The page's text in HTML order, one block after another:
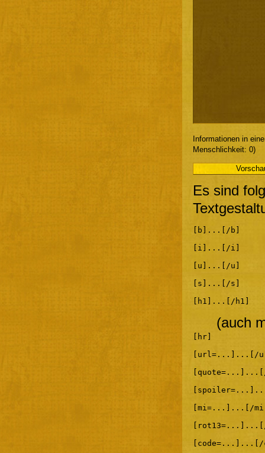
Informationen in
Menschlichkeit: 0)
Es sind
[b]...[/b]
[i]...[/i]
[u]...[/u]
[s]...[/s]
[h1]...[/h1]
(auch
[hr]
[url=...]...[/
[mi=...]...[/
[code=...]...[/